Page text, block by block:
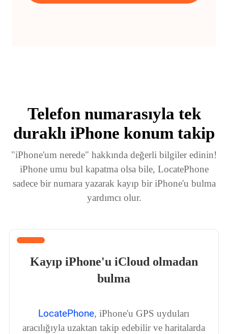
Telefon numarasıyla tek
duraklı iPhone konum takip
"iPhone'um nerede" hakkında değerli bilgiler edinin!
iPhone umu bul kapatma olsa bile, LocatePhone
sadece bir numara yazarak kayıp bir iPhone'u bulma
yardımcı olur.
Kayıp iPhone'u iCloud olmadan
bulma
LocatePhone, iPhone'u GPS uyduları
aracılığıyla uzaktan takip edebilir ve haritalarda